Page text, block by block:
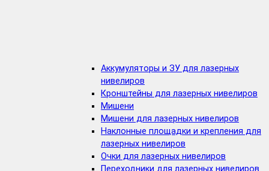
Аккумуляторы и ЗУ для лазерных
нивелиров
Кронштейны для лазерных нивелиров
Мишени
Мишени для лазерных нивелиров
Наклонные площадки и крепления для
лазерных нивелиров
Очки для лазерных нивелиров